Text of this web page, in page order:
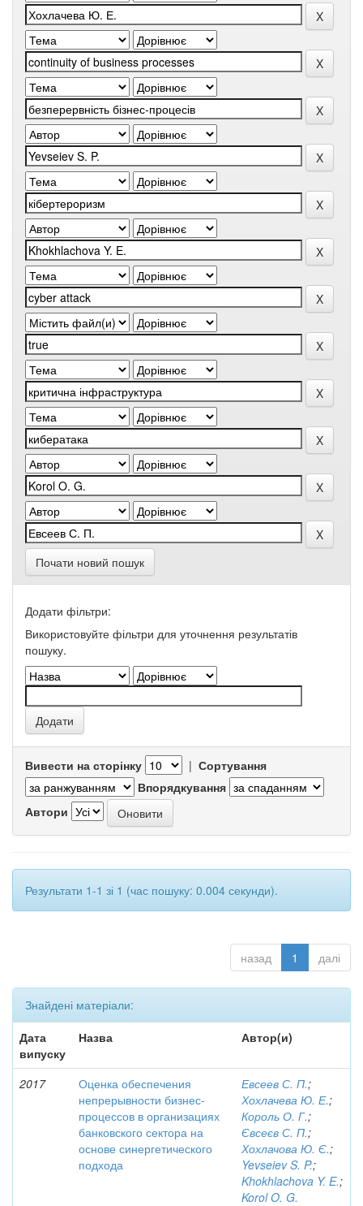
Почати новий пошук
Додати фільтри:
Використовуйте фільтри для уточнення результатів
пошуку.
Вивести на сторінку | Сортування
Впорядкування
Автори
Результати 1-1 зі 1 (час пошуку: 0.004 секунди).
назад 1 далі
Знайдені матеріали:
Дата
випуску
Назва Автор(и)
2017
Оценка обеспечения
непрерывности бизнес-
процессов в организациях
банковского сектора на
основе синергетического
подхода
Евсеев С. П.;
Хохлачева Ю. Е.;
Король О. Г.;
Євсеєв С. П.;
Хохлачова Ю. Є.;
Yevseiev S. P.;
Khokhlachova Y. E.;
Korol O. G.